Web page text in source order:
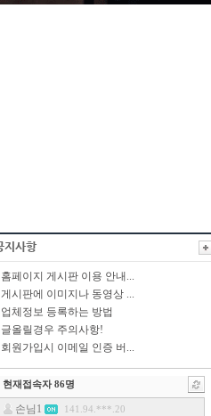
홈페이지 게시판 이용 안내...
게시판에 이미지나 동영상 ...
업체정보 등록하는 방법
글올릴경우 주의사항!
회원가입시 이메일 인증 버...
현재접속자 86명